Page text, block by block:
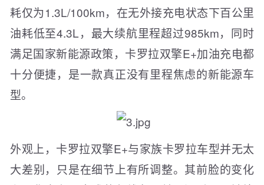
耗仅为1.3L/100km，在无外接充电状态下百公里
油耗低至4.3L，最大续航里程超过985km，同时
满足国家新能源政策，卡罗拉双擎E+加油充电都
十分便捷，是一款真正没有里程焦虑的新能源车
型。
外观上，卡罗拉双擎E+与家族卡罗拉车型并无太
大差别，只是在细节上有所调整。其前脸的变化